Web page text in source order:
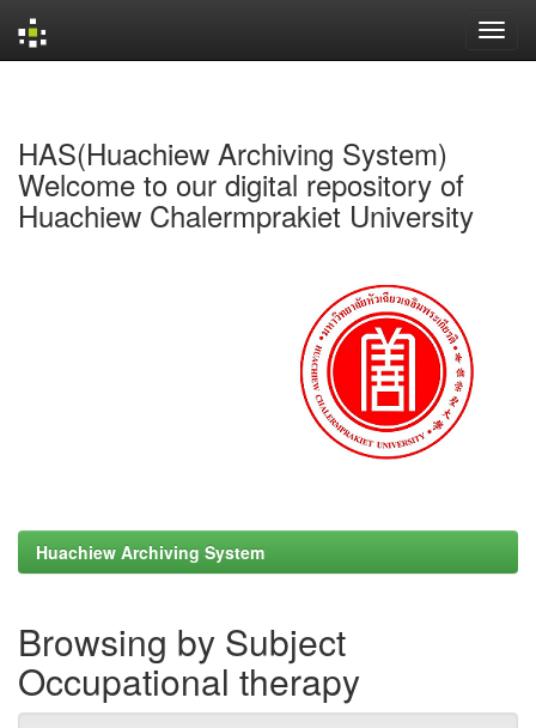
HAS(Huachiew Archiving System)
Welcome to our digital repository of
Huachiew Chalermprakiet University
Huachiew Archiving System
Browsing by Subject
Occupational therapy